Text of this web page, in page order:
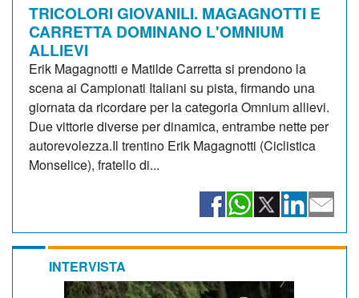
TRICOLORI GIOVANILI. MAGAGNOTTI E
CARRETTA DOMINANO L'OMNIUM
ALLIEVI
Erik Magagnotti e Matilde Carretta si prendono la
scena ai Campionati Italiani su pista, firmando una
giornata da ricordare per la categoria Omnium allievi.
Due vittorie diverse per dinamica, entrambe nette per
autorevolezza.Il trentino Erik Magagnotti (Ciclistica
Monselice), fratello di...
INTERVISTA